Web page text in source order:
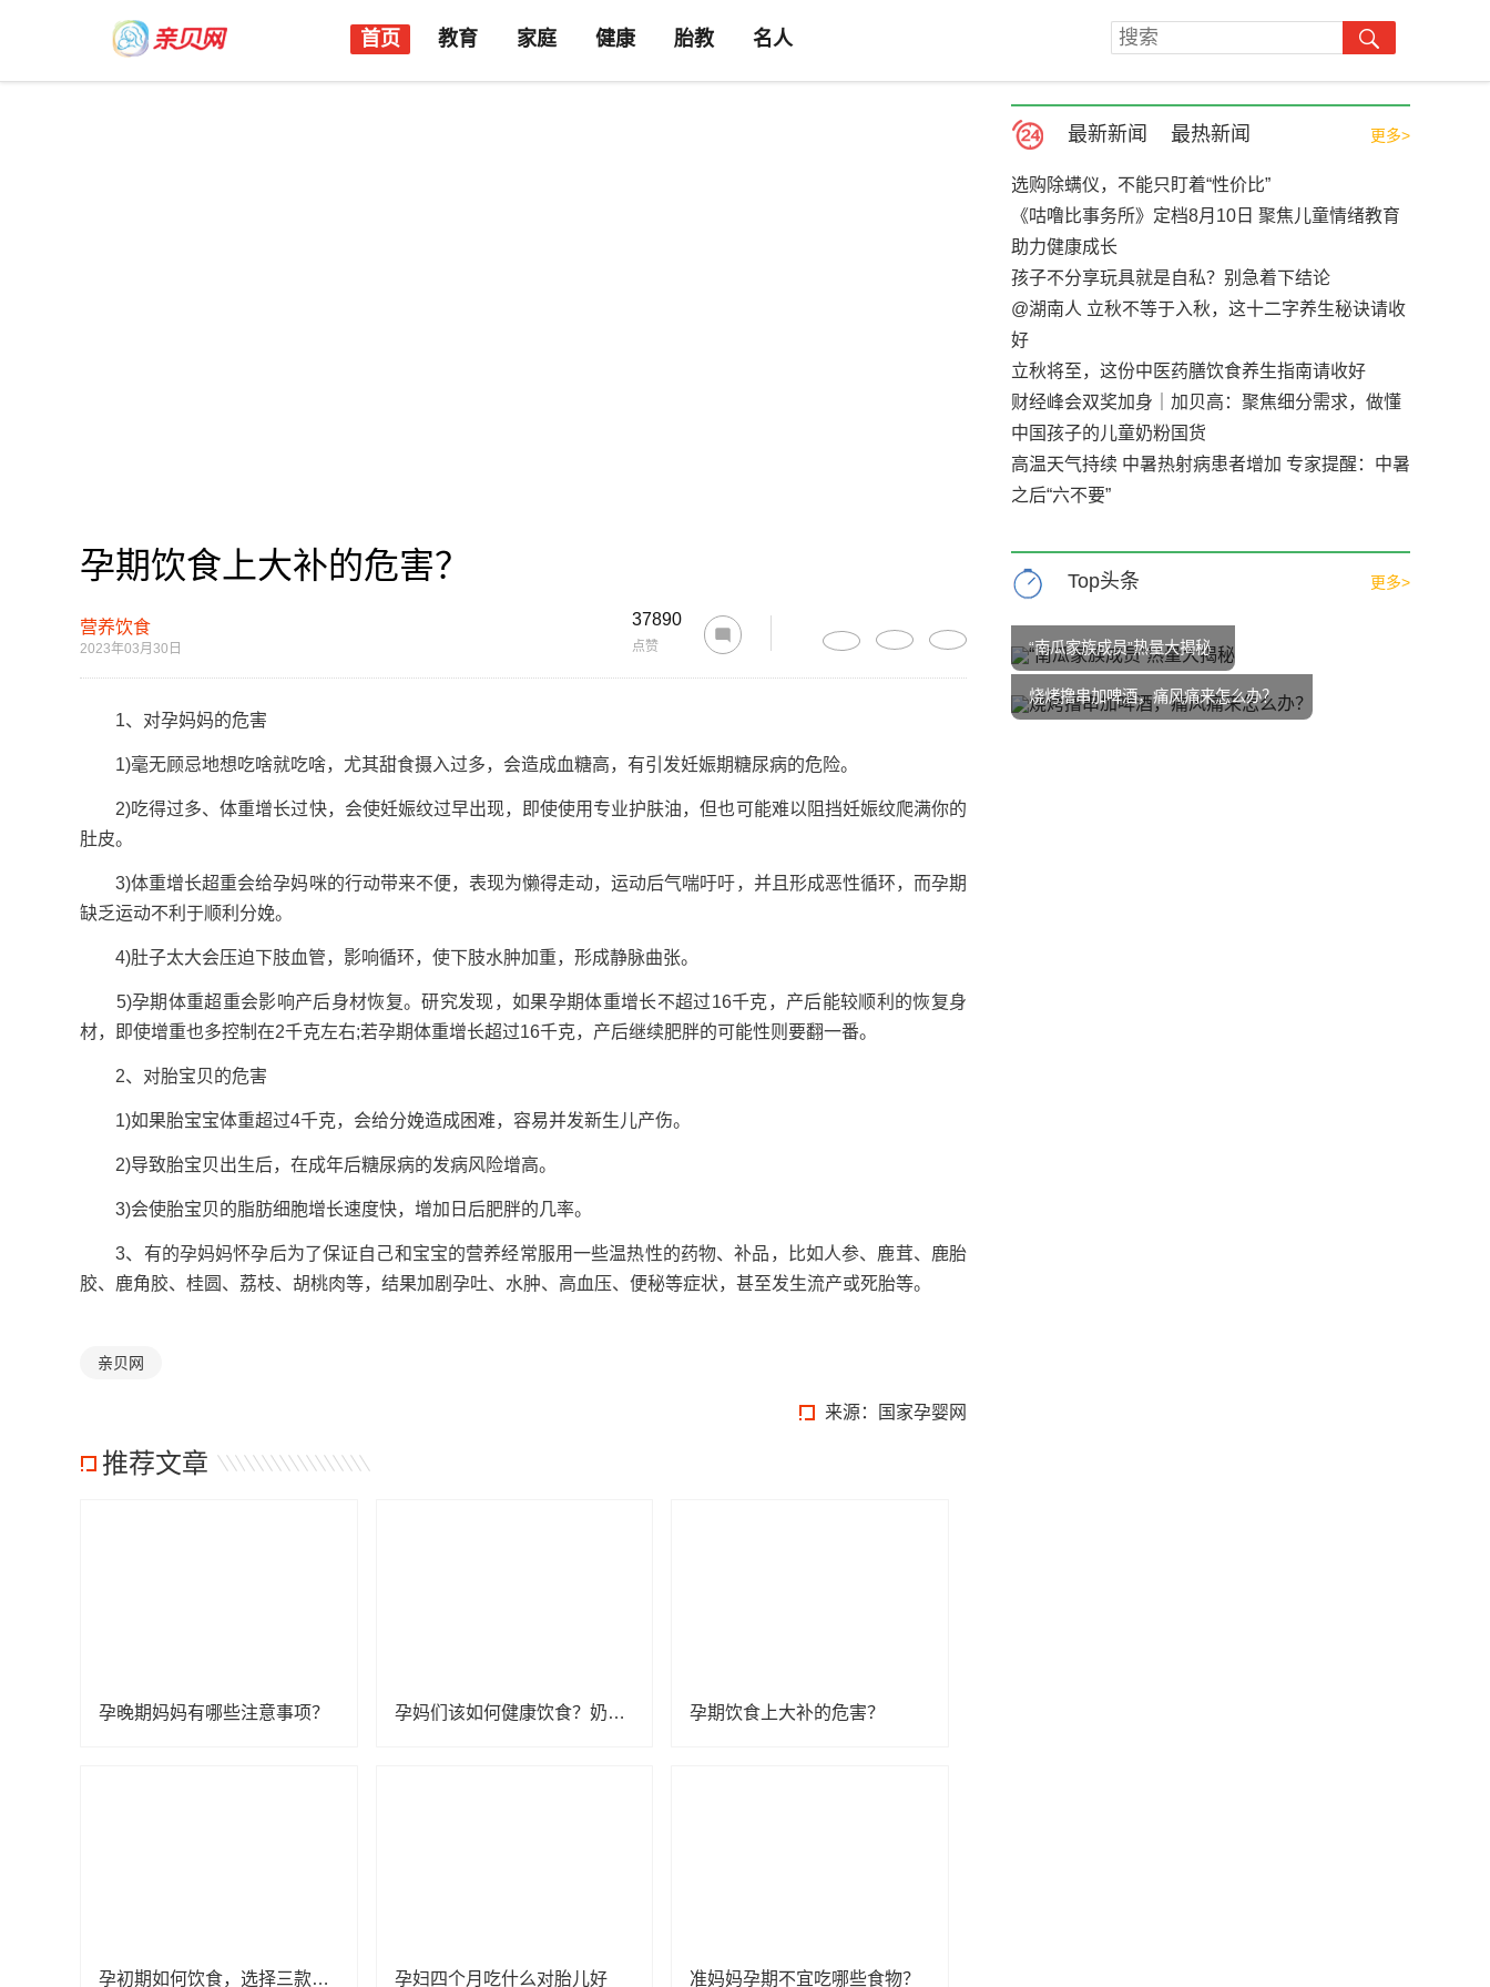
首页 教育 家庭 健康 胎教 名人
孕期饮食上大补的危害？
营养饮食
2023年03月30日
37890
点赞
1、对孕妈妈的危害
1)毫无顾忌地想吃啥就吃啥，尤其甜食摄入过多，会造成血糖高，有引发妊娠期糖尿病的危险。
2)吃得过多、体重增长过快，会使妊娠纹过早出现，即使使用专业护肤油，但也可能难以阻挡妊娠纹爬满你的
肚皮。
3)体重增长超重会给孕妈咪的行动带来不便，表现为懒得走动，运动后气喘吁吁，并且形成恶性循环，而孕期
缺乏运动不利于顺利分娩。
4)肚子太大会压迫下肢血管，影响循环，使下肢水肿加重，形成静脉曲张。
5)孕期体重超重会影响产后身材恢复。研究发现，如果孕期体重增长不超过16千克，产后能较顺利的恢复身
材，即使增重也多控制在2千克左右;若孕期体重增长超过16千克，产后继续肥胖的可能性则要翻一番。
2、对胎宝贝的危害
1)如果胎宝宝体重超过4千克，会给分娩造成困难，容易并发新生儿产伤。
2)导致胎宝贝出生后，在成年后糖尿病的发病风险增高。
3)会使胎宝贝的脂肪细胞增长速度快，增加日后肥胖的几率。
3、有的孕妈妈怀孕后为了保证自己和宝宝的营养经常服用一些温热性的药物、补品，比如人参、鹿茸、鹿胎
胶、鹿角胶、桂圆、荔枝、胡桃肉等，结果加剧孕吐、水肿、高血压、便秘等症状，甚至发生流产或死胎等。
亲贝网
来源：国家孕婴网
推荐文章
孕晚期妈妈有哪些注意事项？ 孕妈们该如何健康饮食？奶类篇 | 贤医健康说 孕期饮食上大补的危害？
孕初期如何饮食，选择三款家常食谱 孕妇四个月吃什么对胎儿好 准妈妈孕期不宜吃哪些食物？
最新新闻 最热新闻 更多>
选购除螨仪，不能只盯着“性价比”
《咕噜比事务所》定档8月10日 聚焦儿童情绪教育
助力健康成长
孩子不分享玩具就是自私？别急着下结论
@湖南人 立秋不等于入秋，这十二字养生秘诀请收
好
立秋将至，这份中医药膳饮食养生指南请收好
财经峰会双奖加身｜加贝高：聚焦细分需求，做懂
中国孩子的儿童奶粉国货
高温天气持续 中暑热射病患者增加 专家提醒：中暑
之后“六不要”
Top头条 更多>
“南瓜家族成员”热量大揭秘
烧烤撸串加啤酒，痛风痛来怎么办？